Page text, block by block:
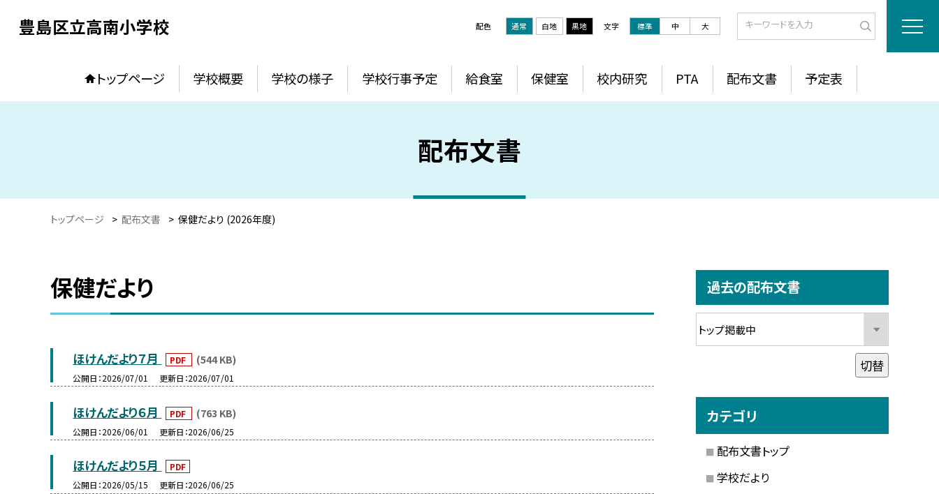
豊島区立高南小学校 配色 通常 白地 黒地 文字 標準 中 大
トップページ 学校概要 学校の様子 学校行事予定 給食室 保健室 校内研究 PTA 配布文書 予定表
配布文書
トップページ > 配布文書 > 保健だより (2026年度)
保健だより
ほけんだより７月 PDF (544 KB)
公開日 2026/07/01 更新日 2026/07/01
ほけんだより６月 PDF (763 KB)
公開日 2026/06/01 更新日 2026/06/25
ほけんだより５月
PDF
公開日 2026/05/15 更新日 2026/06/25
過去の配布文書
切替
カテゴリ
配布文書トップ
学校だより